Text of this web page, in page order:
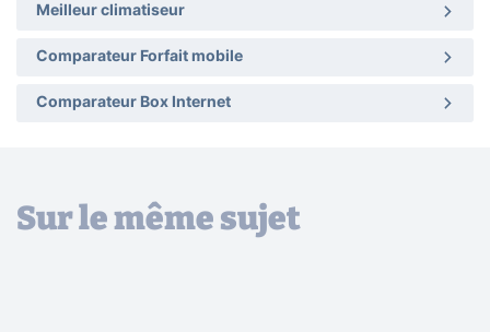
Meilleur climatiseur
Comparateur Forfait mobile
Comparateur Box Internet
Sur le même sujet